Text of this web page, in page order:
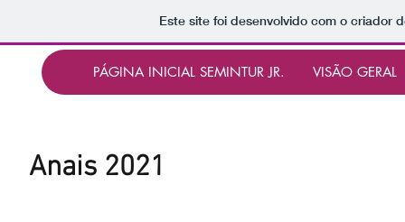
Este site foi desenvolvido com o criador
PÁGINA INICIAL SEMINTUR JR. VISÃO GERAL
Anais 2021